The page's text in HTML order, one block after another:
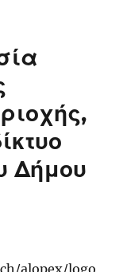
Δήμου